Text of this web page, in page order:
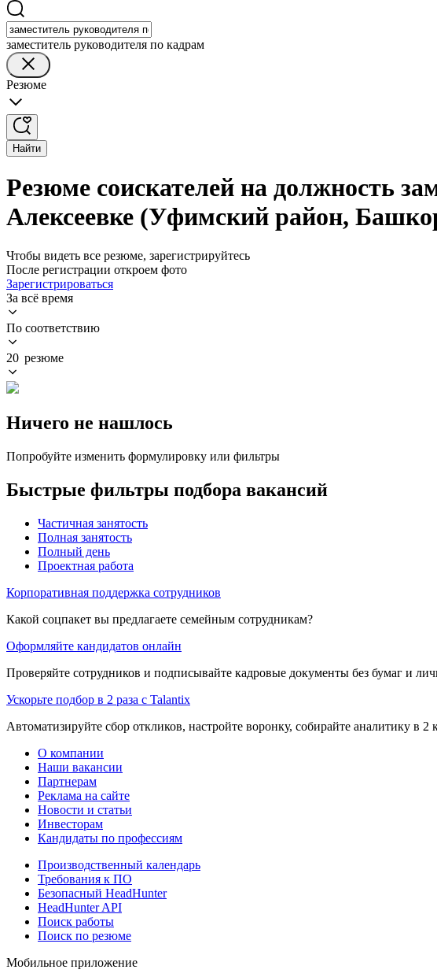
заместитель руководителя по кадрам
Резюме
Найти
Резюме соискателей на должность
Алексеевке (Уфимский район,
Чтобы видеть все резюме, зарегистрируйтесь
После регистрации откроем фото
Зарегистрироваться
За всё время
По соответствию
20 резюме
Ничего не нашлось
Попробуйте изменить формулировку или фильтры
Быстрые фильтры подбора вакансий
Частичная занятость
Полная занятость
Полный день
Проектная работа
Корпоративная поддержка сотрудников
Какой соцпакет вы предлагаете семейным сотрудникам?
Оформляйте кандидатов онлайн
Проверяйте сотрудников и подписывайте кадровые документы без бумаг и
Ускорьте подбор в 2 раза с Talantix
Автоматизируйте сбор откликов, настройте воронку, собирайте аналитику в 2
О компании
Наши вакансии
Партнерам
Реклама на сайте
Новости и статьи
Инвесторам
Кандидаты по профессиям
Производственный календарь
Требования к ПО
Безопасный HeadHunter
HeadHunter API
Поиск работы
Поиск по резюме
Мобильное приложение